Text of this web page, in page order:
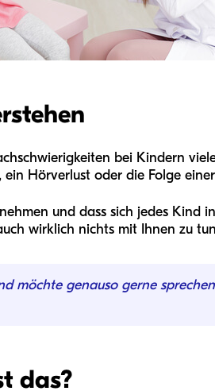
bei Kindern
Hörverlust oder die Folge
und dass sich jedes Kind
wirklich nichts mit Ihnen zu
möchte genauso gerne
das?